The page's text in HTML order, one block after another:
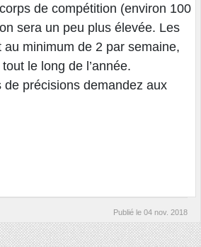
de compétition (environ 100
sera un peu plus élevée. Les
minimum de 2 par semaine,
le long de l’année.
de précisions demandez aux
Publié le 04 nov. 2018